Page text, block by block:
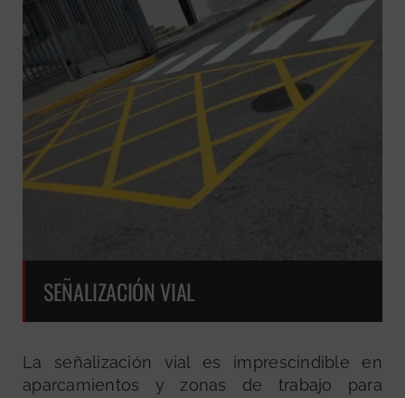
SEÑALIZACIÓN VIAL
La señalización vial es imprescindible en
aparcamientos y zonas de trabajo para